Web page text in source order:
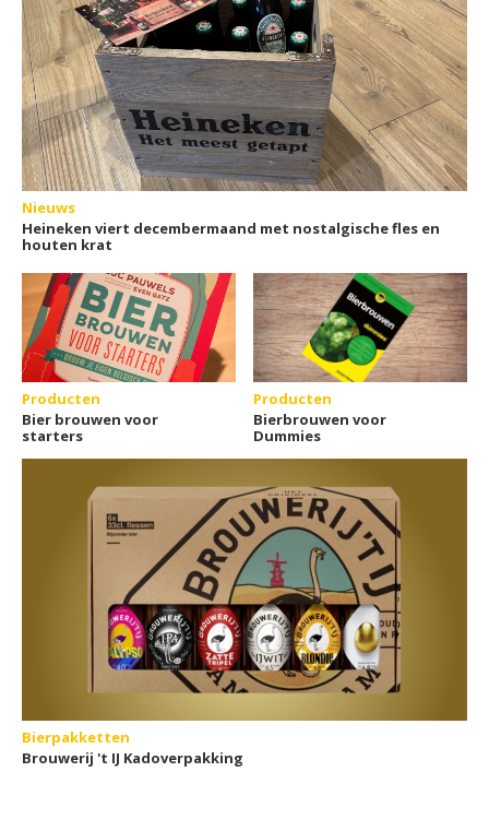
Nieuws
Heineken viert decembermaand met nostalgische fles en
houten krat
Producten
Bier brouwen voor
starters
Producten
Bierbrouwen voor
Dummies
Bierpakketten
Brouwerij 't IJ Kadoverpakking